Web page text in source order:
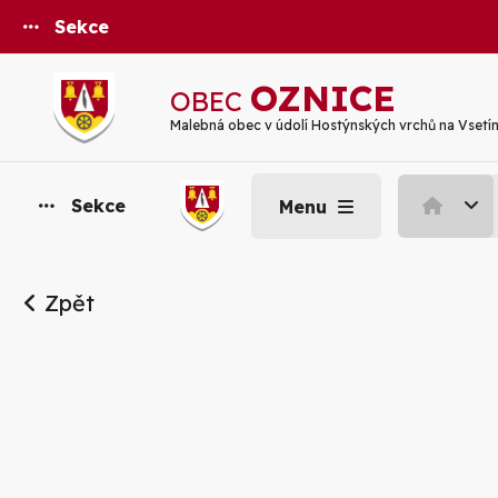
Sekce
OBEC OZNICE
Malebná obec v údolí Hostýnských vrchů na
Sekce Menu
Zpět